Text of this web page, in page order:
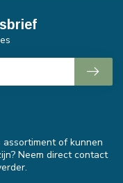
of kunnen
Neem direct contact